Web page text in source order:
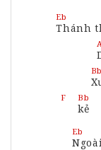
Eb
Thánh
F Bb
kẻ
Eb